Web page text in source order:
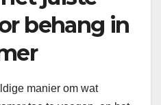
behang in
manier om wat